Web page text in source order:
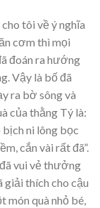
tôi về ý nghĩa
cơm thì mọi
đoán ra hướng
Vậy là bố đã
ra bờ sông và
của thằng Tý là:
ni lông bọc
cắn vài rất đã”.
vui vẻ thưởng
giải thích cho cậu
món quà nhỏ bé,